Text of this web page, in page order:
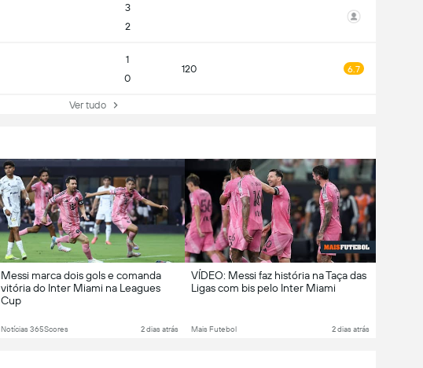
3
2
1
0
120 6.7
Ver tudo
Messi marca dois gols e comanda
vitória do Inter Miami na Leagues
Cup
Notícias 365Scores 2 dias atrás
VÍDEO: Messi faz história na Taça das
Ligas com bis pelo Inter Miami
Mais Futebol 2 dias atrás